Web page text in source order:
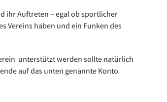
ihr Auftreten – egal ob sportlicher
Vereins haben und ein Funken des
unterstützt werden sollte natürlich
auf das unten genannte Konto